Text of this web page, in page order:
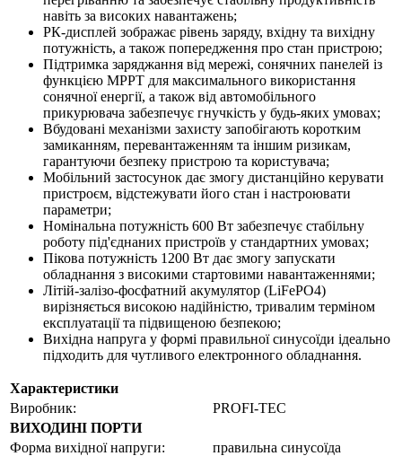
навіть за високих навантажень;
РК-дисплей зображає рівень заряду, вхідну та вихідну
потужність, а також попередження про стан пристрою;
Підтримка заряджання від мережі, сонячних панелей із
функцією MPPT для максимального використання
сонячної енергії, а також від автомобільного
прикурювача забезпечує гнучкість у будь-яких умовах;
Вбудовані механізми захисту запобігають коротким
замиканням, перевантаженням та іншим ризикам,
гарантуючи безпеку пристрою та користувача;
Мобільний застосунок дає змогу дистанційно керувати
пристроєм, відстежувати його стан і настроювати
параметри;
Номінальна потужність 600 Вт забезпечує стабільну
роботу під'єднаних пристроїв у стандартних умовах;
Пікова потужність 1200 Вт дає змогу запускати
обладнання з високими стартовими навантаженнями;
Літій-залізо-фосфатний акумулятор (LiFePO4)
вирізняється високою надійністю, тривалим терміном
експлуатації та підвищеною безпекою;
Вихідна напруга у формі правильної синусоїди ідеально
підходить для чутливого електронного обладнання.
Характеристики
Виробник:
PROFI-TEC
ВИХОДИНІ ПОРТИ
Форма вихідної напруги:
правильна синусоїда